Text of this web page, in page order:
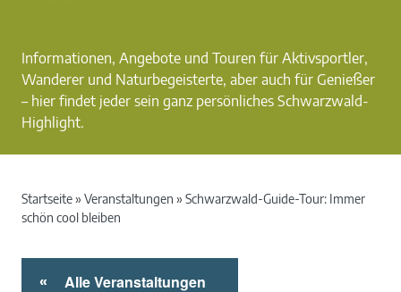
Informationen, Angebote und Touren für Aktivsportler,
Wanderer und Naturbegeisterte, aber auch für Genießer
– hier findet jeder sein ganz persönliches Schwarzwald-
Highlight.
Startseite» Veranstaltungen » Schwarzwald-Guide-Tour: Immer
schön cool bleiben
« Alle Veranstaltungen